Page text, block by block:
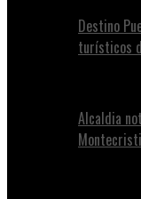
Destino
turísticos
Alcaldia
Montecristi